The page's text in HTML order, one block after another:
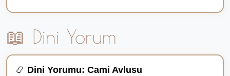
📖 Dini Yorum
📿 Dini Yorumu: Cami Avlusu